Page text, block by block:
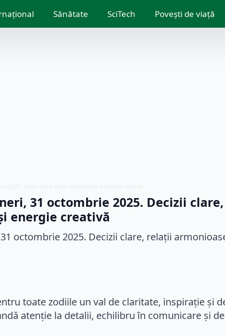
Sănătate SciTech Povești de viață
31 octombrie 2025. Decizii clare,
energie creativă
toate zodiile un val de claritate, inspirație și
atenție la detalii, echilibru în comunicare și